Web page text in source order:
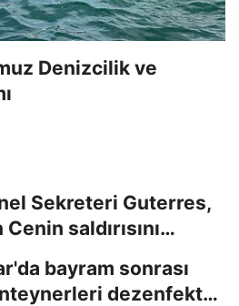
Denizcilik ve
Sekreteri Guterres,
saldırısını
bayram sonrası
dezenfekte